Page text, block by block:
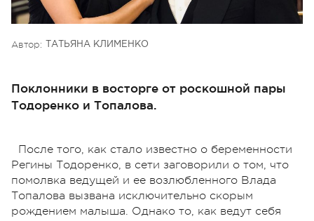
Автор: ТАТЬЯНА КЛИМЕНКО
Поклонники в восторге от роскошной пары
Тодоренко и Топалова.
После того, как стало известно о беременности
Регины Тодоренко, в сети заговорили о том, что
помолвка ведущей и ее возлюбленного Влада
Топалова вызвана исключительно скорым
рождением малыша. Однако то, как ведут себя